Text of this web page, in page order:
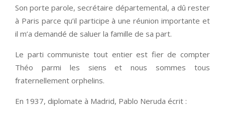
Son porte parole, secrétaire départemental, a dû rester
à Paris parce qu’il participe à une réunion importante et
il m’a demandé de saluer la famille de sa part.
Le parti communiste tout entier est fier de compter
Théo parmi les siens et nous sommes tous
fraternellement orphelins.
En 1937, diplomate à Madrid, Pablo Neruda écrit :